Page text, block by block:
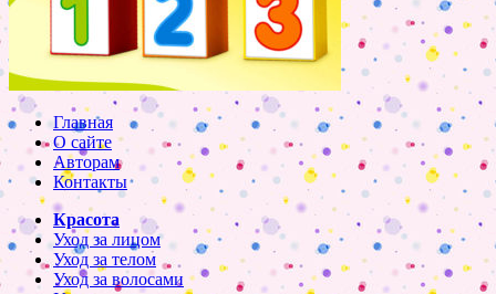
Главная
О сайте
Авторам
Контакты
Красота
Уход за лицом
Уход за телом
Уход за волосами